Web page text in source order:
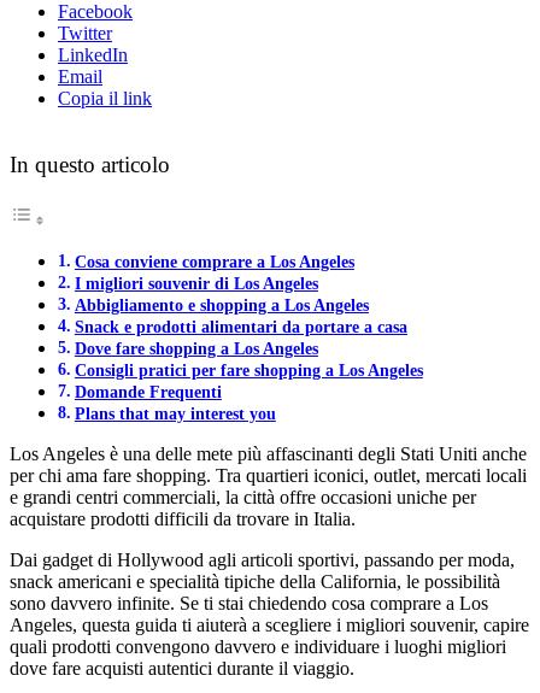
Facebook
Twitter
LinkedIn
Email
Copia il link
In questo articolo
Cosa conviene comprare a Los Angeles
I migliori souvenir di Los Angeles
Abbigliamento e shopping a Los Angeles
Snack e prodotti alimentari da portare a casa
Dove fare shopping a Los Angeles
Consigli pratici per fare shopping a Los Angeles
Domande Frequenti
Plans that may interest you
Los Angeles è una delle mete più affascinanti degli Stati Uniti anche
per chi ama fare shopping. Tra quartieri iconici, outlet, mercati locali
e grandi centri commerciali, la città offre occasioni uniche per
acquistare prodotti difficili da trovare in Italia.
Dai gadget di Hollywood agli articoli sportivi, passando per moda,
snack americani e specialità tipiche della California, le possibilità
sono davvero infinite. Se ti stai chiedendo cosa comprare a Los
Angeles, questa guida ti aiuterà a scegliere i migliori souvenir, capire
quali prodotti convengono davvero e individuare i luoghi migliori
dove fare acquisti autentici durante il viaggio.